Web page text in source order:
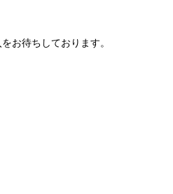
お待ちしております。